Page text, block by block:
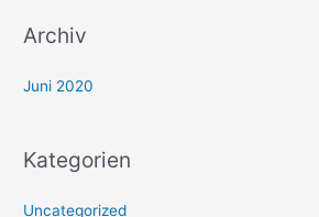
Archiv
Juni 2020
Kategorien
Uncategorized